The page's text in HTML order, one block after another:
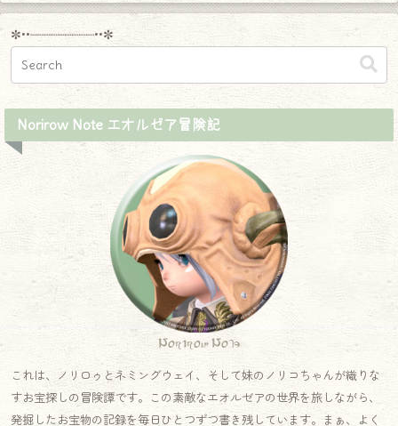
✼••┈┈┈┈┈┈┈┈┈••✼
Norirow Note エオルゼア冒険記
Norirow Note
これは、ノリロゥとネミングウェイ、そして妹のノリコちゃんが織りな
すお宝探しの冒険譚です。この素敵なエオルゼアの世界を旅しながら、
発掘したお宝物の記録を毎日ひとつずつ書き残しています。まぁ、よく